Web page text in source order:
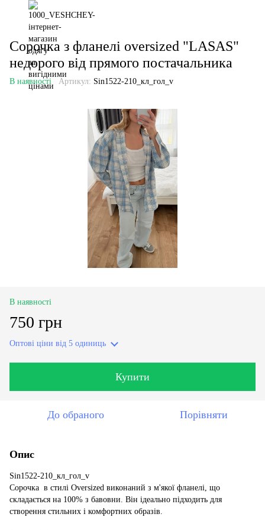
Сорочка з фланелі oversized "LASAS"
недорого від прямого постачальника
В наявності Артикул: Sin1522-210_кл_гол_v
В наявності
750 грн
Оптові ціни від 5 одиниць
Купити
До обраного Порівняти
Опис
Sin1522-210_кл_гол_v
Сорочка в стилі Oversized виконаний з м'якої фланелі, що
складається на 100% з бавовни. Він ідеально підходить для
створення стильних і комфортних образів.